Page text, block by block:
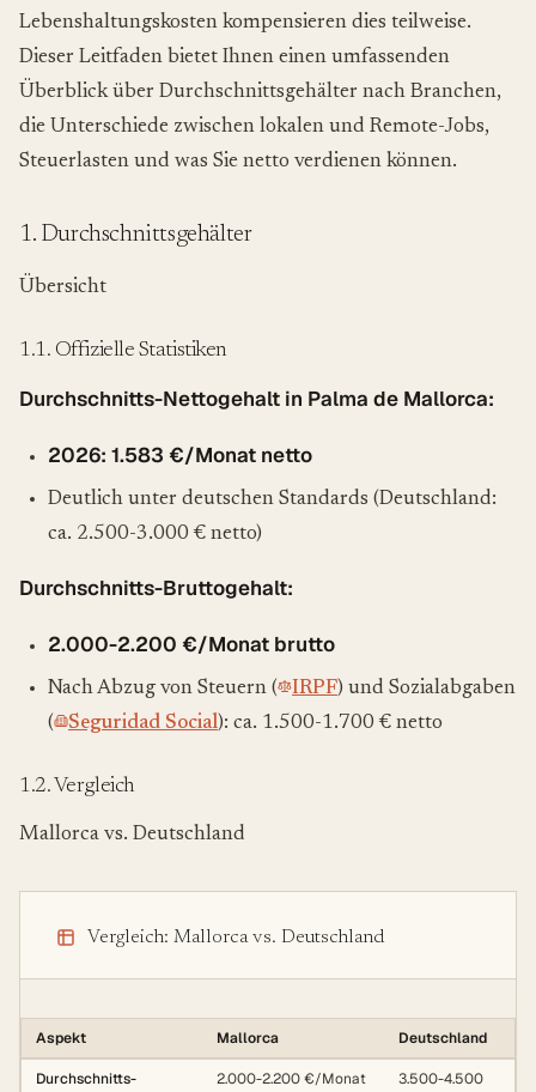
Lebenshaltungskosten kompensieren dies teilweise.
Dieser Leitfaden bietet Ihnen einen umfassenden
Überblick über Durchschnittsgehälter nach Branchen,
die Unterschiede zwischen lokalen und Remote-Jobs,
Steuerlasten und was Sie netto verdienen können.
1. Durchschnittsgehälter
Übersicht
1.1. Offizielle Statistiken
Durchschnitts-Nettogehalt in Palma de Mallorca:
2026: 1.583 €/Monat netto
Deutlich unter deutschen Standards (Deutschland:
ca. 2.500-3.000 € netto)
Durchschnitts-Bruttogehalt:
2.000-2.200 €/Monat brutto
Nach Abzug von Steuern ( IRPF) und Sozialabgaben
(
Seguridad Social): ca. 1.500-1.700 € netto
1.2. Vergleich
Mallorca vs. Deutschland
Vergleich: Mallorca vs. Deutschland
Aspekt Mallorca Deutschland
Durchschnitts-
2.000-2.200 €/Monat
3.500-4.500